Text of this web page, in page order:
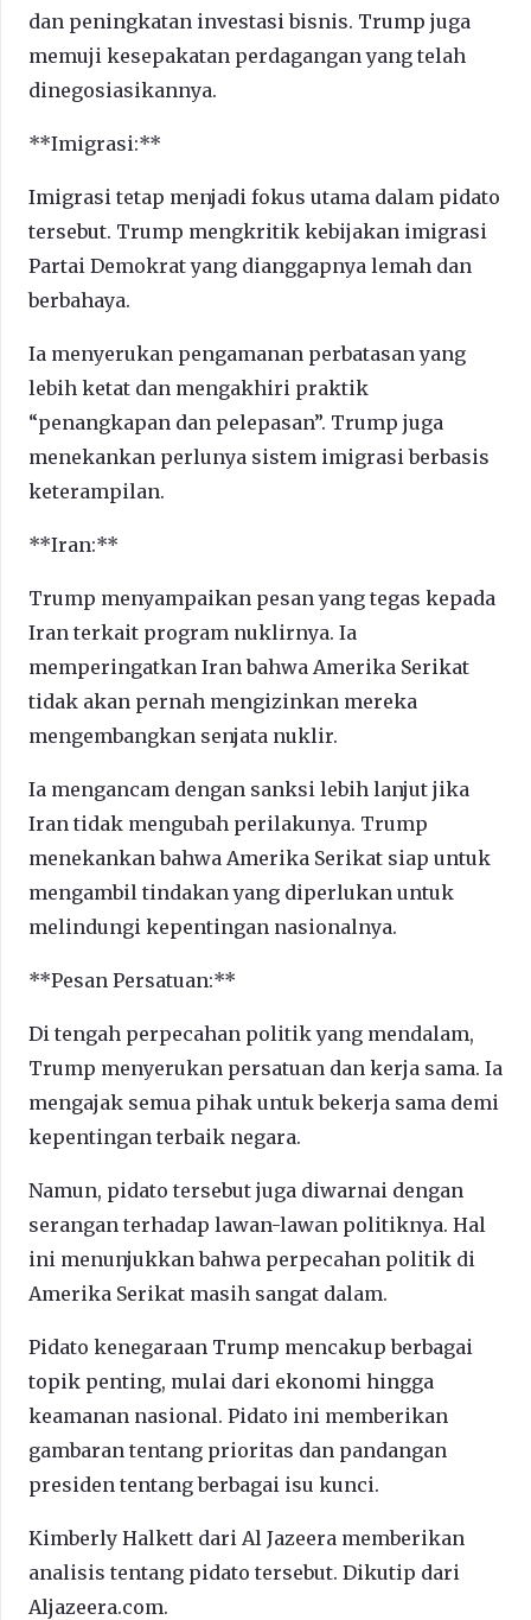
dan peningkatan investasi bisnis. Trump juga
memuji kesepakatan perdagangan yang telah
dinegosiasikannya.
**Imigrasi:**
Imigrasi tetap menjadi fokus utama dalam pidato
tersebut. Trump mengkritik kebijakan imigrasi
Partai Demokrat yang dianggapnya lemah dan
berbahaya.
Ia menyerukan pengamanan perbatasan yang
lebih ketat dan mengakhiri praktik
“penangkapan dan pelepasan”. Trump juga
menekankan perlunya sistem imigrasi berbasis
keterampilan.
**Iran:**
Trump menyampaikan pesan yang tegas kepada
Iran terkait program nuklirnya. Ia
memperingatkan Iran bahwa Amerika Serikat
tidak akan pernah mengizinkan mereka
mengembangkan senjata nuklir.
Ia mengancam dengan sanksi lebih lanjut jika
Iran tidak mengubah perilakunya. Trump
menekankan bahwa Amerika Serikat siap untuk
mengambil tindakan yang diperlukan untuk
melindungi kepentingan nasionalnya.
**Pesan Persatuan:**
Di tengah perpecahan politik yang mendalam,
Trump menyerukan persatuan dan kerja sama. Ia
mengajak semua pihak untuk bekerja sama demi
kepentingan terbaik negara.
Namun, pidato tersebut juga diwarnai dengan
serangan terhadap lawan-lawan politiknya. Hal
ini menunjukkan bahwa perpecahan politik di
Amerika Serikat masih sangat dalam.
Pidato kenegaraan Trump mencakup berbagai
topik penting, mulai dari ekonomi hingga
keamanan nasional. Pidato ini memberikan
gambaran tentang prioritas dan pandangan
presiden tentang berbagai isu kunci.
Kimberly Halkett dari Al Jazeera memberikan
analisis tentang pidato tersebut. Dikutip dari
Aljazeera.com.